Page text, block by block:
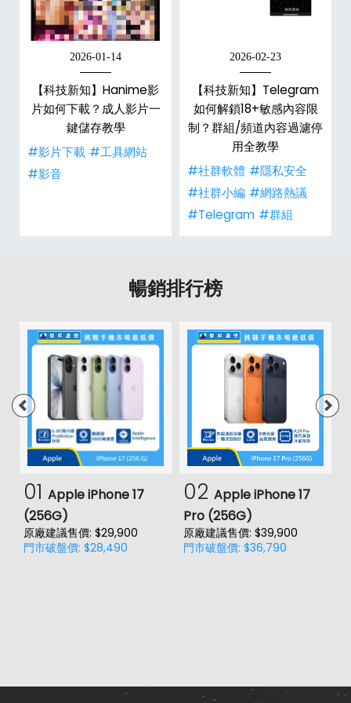
2026-01-14
【科技新知】Hanime影
片如何下載？成人影片一
鍵儲存教學
#影片下載 #工具網站
#影音
2026-02-23
【科技新知】Telegram
如何解鎖18+敏感內容限
制？群組/頻道內容過濾停
用全教學
#社群軟體 #隱私安全
#社群小編 #網路熱議
#Telegram #群組
暢銷排行榜
01 Apple iPhone 17
(256G)
原廠建議售價: $29,900
門市破盤價: $28,490
02 Apple iPhone 17
Pro (256G)
原廠建議售價: $39,900
門市破盤價: $36,790